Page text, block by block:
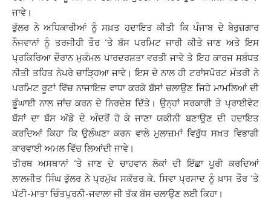
ਜਾਵੇ।
ਭੁੱਲਰ ਨੇ ਅਧਿਕਾਰੀਆਂ ਨੂੰ ਸਖ਼ਤ ਹਦਾਇਤ ਕੀਤੀ ਕਿ ਪੰਜਾਬ ਦੇ ਬੇਰੁਜ਼ਗਾਰ
ਨੌਜਵਾਨਾਂ ਨੂੰ ਤਰਜੀਹੀ ਤੌਰ ‘ਤੇ ਬੱਸ ਪਰਮਿਟ ਜਾਰੀ ਕੀਤੇ ਜਾਣ ਅਤੇ ਇਸ
ਪ੍ਰਕਿਰਿਆ ਦੌਰਾਨ ਮੁਕੰਮਲ ਪਾਰਦਰਸ਼ਤਾ ਵਰਤੀ ਜਾਵੇ ਤੇ ਇਹ ਕਾਰਜ ਸਬੰਧਤ
ਨੀਤੀ ਤਹਿਤ ਨੇਪਰੇ ਚਾੜ੍ਹਿਆ ਜਾਵੇ। ਇਸ ਦੇ ਨਾਲ ਹੀ ਟਰਾਂਸਪੋਰਟ ਮੰਤਰੀ ਨੇ
ਪਰਮਿਟ ਰੂਟਾਂ ਵਿੱਚ ਨਾਜਾਇਜ਼ ਵਾਧਾ ਕਰਕੇ ਬੱਸਾਂ ਚਲਾਉਣ ਜਿਹੇ ਮਾਮਲਿਆਂ ਦੀ
ਡੂੰਘਾਈ ਨਾਲ ਜਾਂਚ ਕਰਨ ਦੇ ਨਿਰਦੇਸ਼ ਦਿੱਤੇ। ਉਨ੍ਹਾਂ ਸਰਕਾਰੀ ਤੇ ਪ੍ਰਾਈਵੇਟ
ਬੱਸਾਂ ਦਾ ਬੱਸ ਅੱਡੇ ਦੇ ਅੰਦਰੋਂ ਹੋ ਕੇ ਜਾਣਾ ਯਕੀਨੀ ਬਣਾਉਣ ਦੀ ਹਦਾਇਤ
ਕਰਦਿਆਂ ਕਿਹਾ ਕਿ ਉਲੰਘਣਾ ਕਰਨ ਵਾਲੇ ਮੁਲਾਜ਼ਮਾਂ ਵਿਰੁੱਧ ਸਖ਼ਤ ਵਿਭਾਗੀ
ਕਾਰਵਾਈ ਅਮਲ ਵਿੱਚ ਲਿਆਂਦੀ ਜਾਵੇ।
ਤੀਰਥ ਅਸਥਾਨਾਂ ‘ਤੇ ਜਾਣ ਦੇ ਚਾਹਵਾਨ ਲੋਕਾਂ ਦੀ ਇੱਛਾ ਪੂਰੀ ਕਰਦਿਆਂ
ਲਾਲਜੀਤ ਸਿੰਘ ਭੁੱਲਰ ਨੇ ਪ੍ਰਮੁੱਖ ਸਕੱਤਰ ਕੇ. ਸਿਵਾ ਪ੍ਰਸਾਦ ਨੂੰ ਖ਼ਾਸ ਤੌਰ ‘ਤੇ
ਪੱਟੀ-ਮਾਤਾ ਚਿੰਤਪੁਰਨੀ-ਜਵਾਲਾ ਜੀ ਤੱਕ ਬੱਸ ਚਲਾਉਣ ਲਈ ਕਿਹਾ।